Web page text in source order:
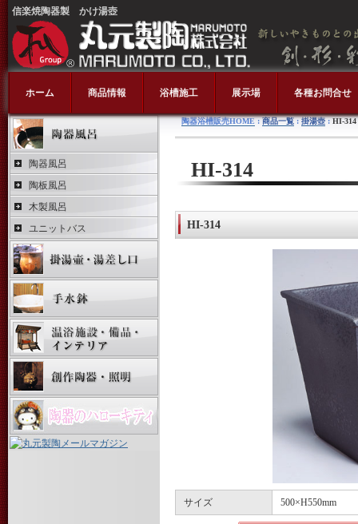
信楽焼陶器製 かけ湯壺
ホーム 商品情報 浴槽施工 展示場 各種お問合せ
陶器浴槽販売HOME:商品一覧:掛湯壺:HI-314
HI-314
HI-314
サイズ 500×H550mm
陶器風呂
陶板風呂
木製風呂
ユニットバス